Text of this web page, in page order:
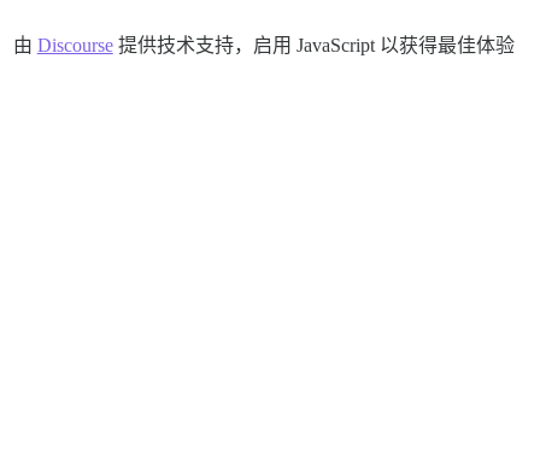
由 Discourse提供技术支持，启用 JavaScript 以获得最佳体验